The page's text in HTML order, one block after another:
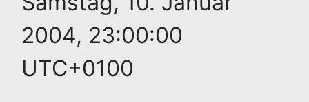
2004, 23:00:00
UTC+0100